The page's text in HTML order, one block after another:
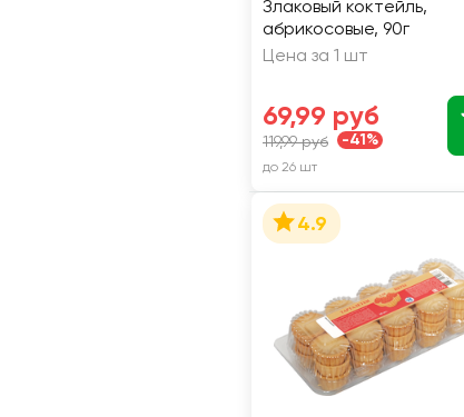
Злаковый коктейль,
абрикосовые, 90г
Цена за 1 шт
69,99 руб
119,99 руб -41%
до 26 шт
4.9